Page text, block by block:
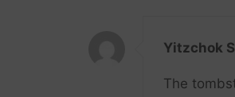
Yitzchok
The